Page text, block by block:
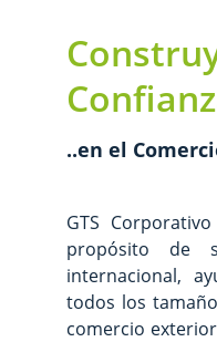
GTS
propósito de
internacional,
todos los
comercio
..en el